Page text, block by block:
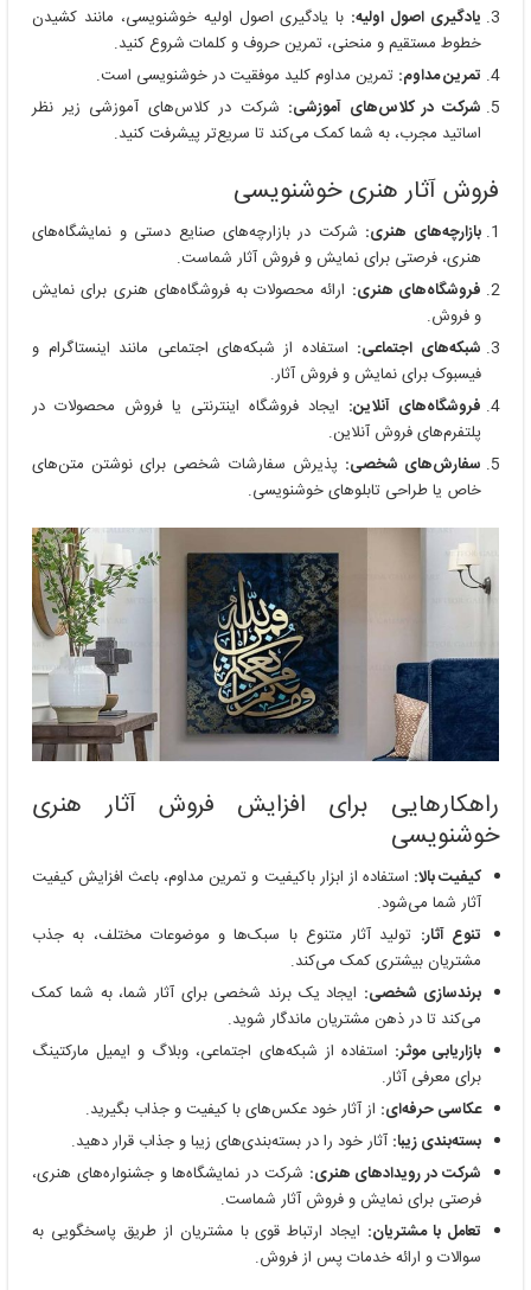
یادگیری اصول اولیه: با یادگیری اصول اولیه خوشنویسی، مانند کشیدن
خطوط مستقیم و منحنی، تمرین حروف و کلمات شروع کنید.
تمرین مداوم: تمرین مداوم کلید موفقیت در خوشنویسی است.
شرکت در کلاس‌های آموزشی: شرکت در کلاس‌های آموزشی زیر نظر
اساتید مجرب، به شما کمک می‌کند تا سریع‌تر پیشرفت کنید.
فروش آثار هنری خوشنویسی
بازارچه‌های هنری: شرکت در بازارچه‌های صنایع دستی و نمایشگاه‌های
هنری، فرصتی برای نمایش و فروش آثار شماست.
فروشگاه‌های هنری: ارائه محصولات به فروشگاه‌های هنری برای نمایش
و فروش.
شبکه‌های اجتماعی: استفاده از شبکه‌های اجتماعی مانند اینستاگرام و
فیسبوک برای نمایش و فروش آثار.
فروشگاه‌های آنلاین: ایجاد فروشگاه اینترنتی یا فروش محصولات در
پلتفرم‌های فروش آنلاین.
سفارش‌های شخصی: پذیرش سفارشات شخصی برای نوشتن متن‌های
خاص یا طراحی تابلوهای خوشنویسی.
راهکارهایی برای افزایش فروش آثار هنری
خوشنویسی
کیفیت بالا: استفاده از ابزار باکیفیت و تمرین مداوم، باعث افزایش کیفیت
آثار شما می‌شود.
تنوع آثار: تولید آثار متنوع با سبک‌ها و موضوعات مختلف، به جذب
مشتریان بیشتری کمک می‌کند.
برندسازی شخصی: ایجاد یک برند شخصی برای آثار شما، به شما کمک
می‌کند تا در ذهن مشتریان ماندگار شوید.
بازاریابی موثر: استفاده از شبکه‌های اجتماعی، وبلاگ و ایمیل مارکتینگ
برای معرفی آثار.
عکاسی حرفه‌ای: از آثار خود عکس‌های با کیفیت و جذاب بگیرید.
بسته‌بندی زیبا: آثار خود را در بسته‌بندی‌های زیبا و جذاب قرار دهید.
شرکت در رویدادهای هنری: شرکت در نمایشگاه‌ها و جشنواره‌های هنری،
فرصتی برای نمایش و فروش آثار شماست.
تعامل با مشتریان: ایجاد ارتباط قوی با مشتریان از طریق پاسخگویی به
سوالات و ارائه خدمات پس از فروش.